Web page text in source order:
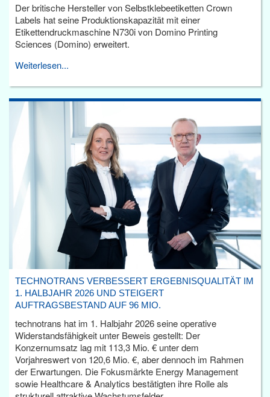
Der britische Hersteller von Selbstklebeetiketten Crown
Labels hat seine Produktionskapazität mit einer
Etikettendruckmaschine N730i von Domino Printing
Sciences (Domino) erweitert.
Weiterlesen...
TECHNOTRANS VERBESSERT ERGEBNISQUALITÄT IM
1. HALBJAHR 2026 UND STEIGERT
AUFTRAGSBESTAND AUF 96 MIO.
technotrans hat im 1. Halbjahr 2026 seine operative
Widerstandsfähigkeit unter Beweis gestellt: Der
Konzernumsatz lag mit 113,3 Mio. € unter dem
Vorjahreswert von 120,6 Mio. €, aber dennoch im Rahmen
der Erwartungen. Die Fokusmärkte Energy Management
sowie Healthcare & Analytics bestätigten ihre Rolle als